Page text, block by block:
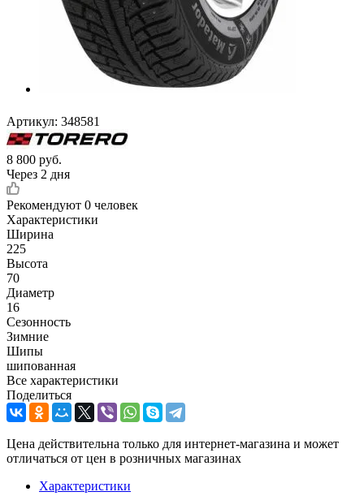
Артикул: 348581
8 800 руб.
Через 2 дня
Рекомендуют 0 человек
Характеристики
Ширина
225
Высота
70
Диаметр
16
Сезонность
Зимние
Шипы
шипованная
Все характеристики
Поделиться
Цена действительна только для интернет-магазина и может
отличаться от цен в розничных магазинах
Характеристики